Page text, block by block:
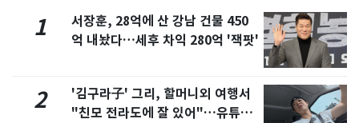
1
서장훈, 28억에 산 강남 건물 450
억 내놨다…세후 차익 280억 '잭팟'
2
'김구라子' 그리, 할머니외 여행서
"친모 전라도에 잘 있어"…유튜브